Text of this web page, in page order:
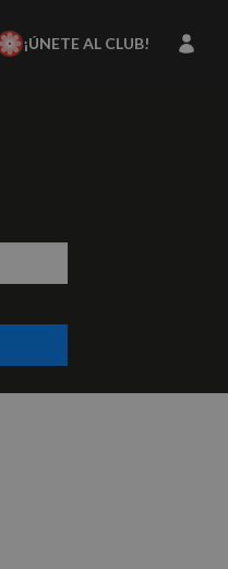
¡ÚNETE AL CLUB!